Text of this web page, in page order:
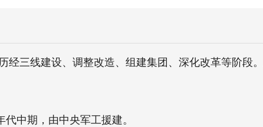
经三线建设、调整改造、组建集团、深化改革等阶段
中期，由中央军工援建。